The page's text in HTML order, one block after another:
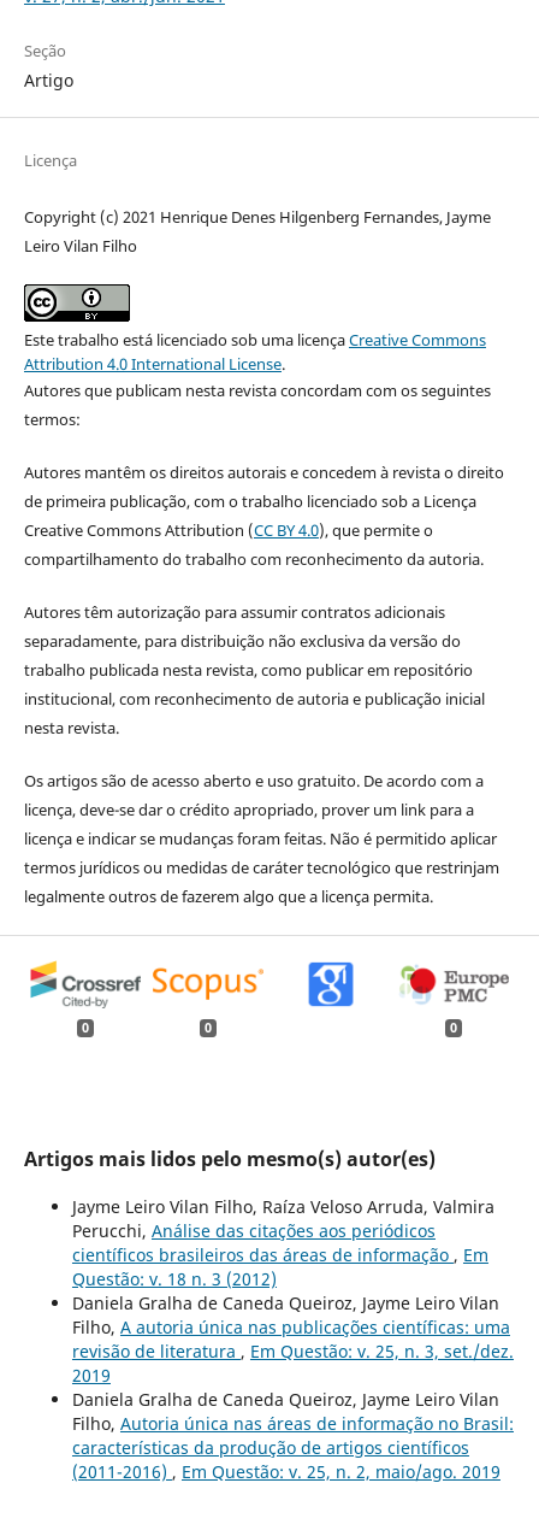
Seção
Artigo
Licença
Copyright (c) 2021 Henrique Denes Hilgenberg Fernandes, Jayme
Leiro Vilan Filho
Este trabalho está licenciado sob uma licençaCreative Commons
Attribution 4.0 International License.
Autores que publicam nesta revista concordam com os seguintes
termos:
Autores mantêm os direitos autorais e concedem à revista o direito
de primeira publicação, com o trabalho licenciado sob a Licença
Creative Commons Attribution (CC BY 4.0), que permite o
compartilhamento do trabalho com reconhecimento da autoria.
Autores têm autorização para assumir contratos adicionais
separadamente, para distribuição não exclusiva da versão do
trabalho publicada nesta revista, como publicar em repositório
institucional, com reconhecimento de autoria e publicação inicial
nesta revista.
Os artigos são de acesso aberto e uso gratuito. De acordo com a
licença, deve-se dar o crédito apropriado, prover um link para a
licença e indicar se mudanças foram feitas. Não é permitido aplicar
termos jurídicos ou medidas de caráter tecnológico que restrinjam
legalmente outros de fazerem algo que a licença permita.
0 0 0
Artigos mais lidos pelo mesmo(s) autor(es)
Jayme Leiro Vilan Filho, Raíza Veloso Arruda, Valmira
Perucchi, Análise das citações aos periódicos
científicos brasileiros das áreas de informação , Em
Questão: v. 18 n. 3 (2012)
Daniela Gralha de Caneda Queiroz, Jayme Leiro Vilan
Filho, A autoria única nas publicações científicas: uma
revisão de literatura , Em Questão: v. 25, n. 3, set./dez.
2019
Daniela Gralha de Caneda Queiroz, Jayme Leiro Vilan
Filho, Autoria única nas áreas de informação no Brasil:
características da produção de artigos científicos
(2011-2016) , Em Questão: v. 25, n. 2, maio/ago. 2019